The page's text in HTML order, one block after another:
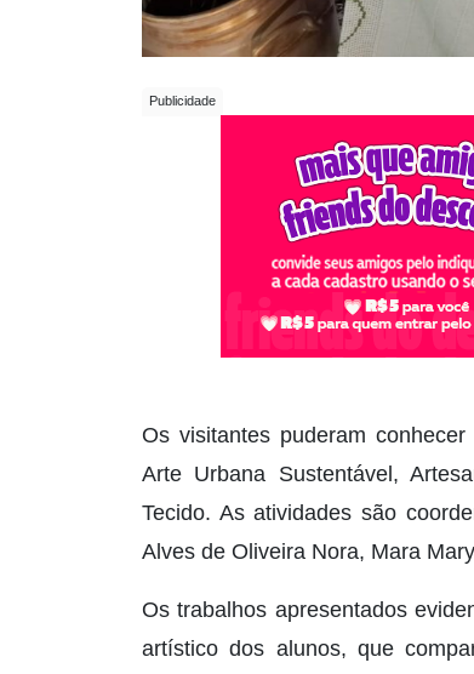
Os visitantes puderam
Arte Urbana Sustentável,
Tecido. As atividades são
Alves de Oliveira Nora, Mara
Os trabalhos apresentados
artístico dos alunos, que